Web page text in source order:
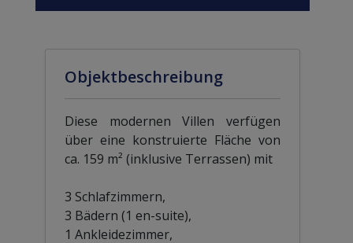
Objektbeschreibung
Diese modernen Villen verfügen
über eine konstruierte Fläche von
ca. 159 m² (inklusive Terrassen) mit
3 Schlafzimmern,
3 Bädern (1 en-suite),
1 Ankleidezimmer,